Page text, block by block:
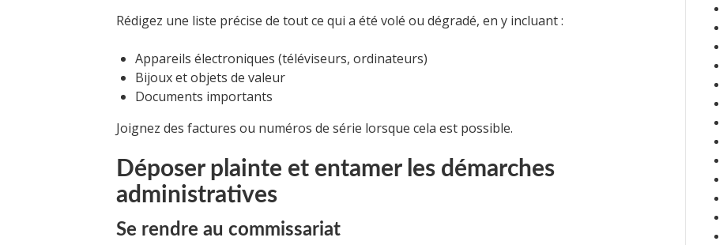
Rédigez une liste précise de tout ce qui a été volé ou dégradé, en y incluant :
Appareils électroniques (téléviseurs, ordinateurs)
Bijoux et objets de valeur
Documents importants
Joignez des factures ou numéros de série lorsque cela est possible.
Déposer plainte et entamer les démarches
administratives
Se rendre au commissariat